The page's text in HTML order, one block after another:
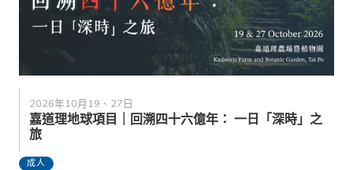
2026年10月19、27日
嘉道理地球項目｜回溯四十六億年： 一日「深時」之
旅
成人